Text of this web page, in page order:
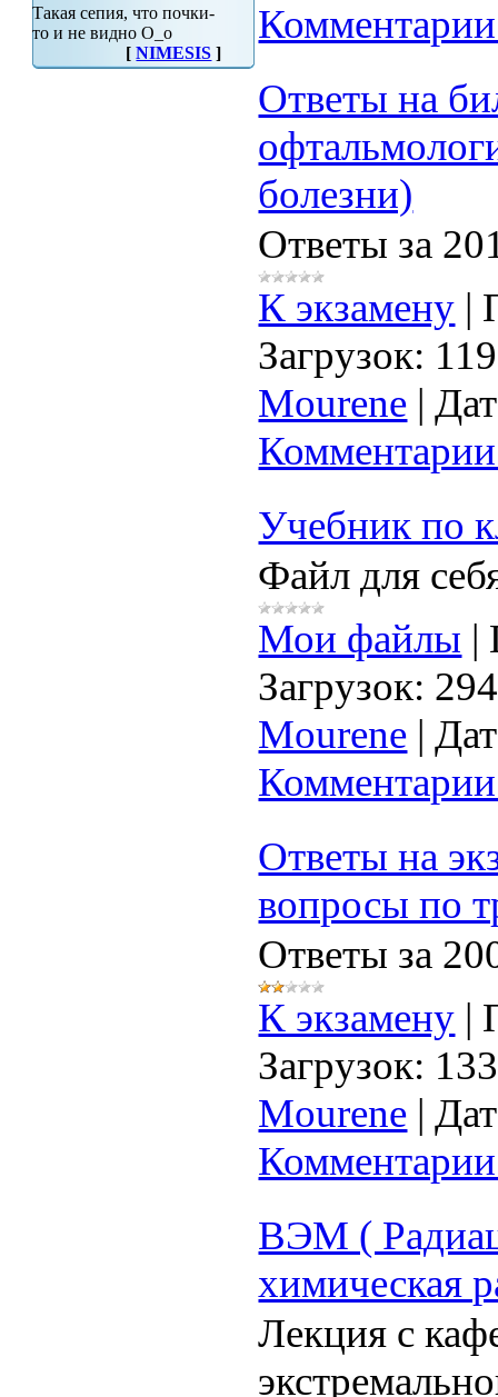
Такая сепия, что почки-
то и не видно О_о
[NIMESIS ]
Ответы на
болезни)
Ответы за
К экзамену |
Загрузок:
Mourene |
Учебник по
Файл для
Мои файлы |
Загрузок: 294
Mourene |
Ответы на
вопросы по
Ответы за
К экзамену |
Загрузок:
Mourene |
ВЭМ (
химическая
Лекция с